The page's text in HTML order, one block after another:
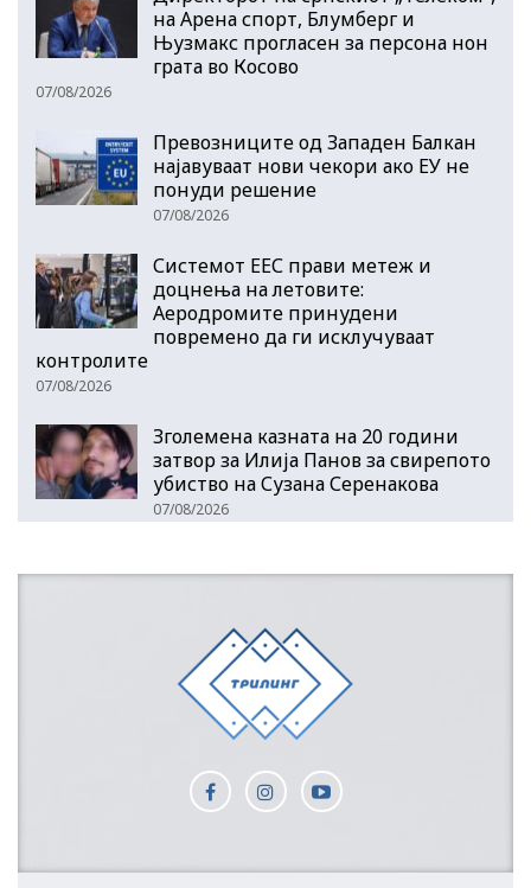
на Арена спорт, Блумберг и
Њузмакс прогласен за персона нон
грата во Косово
07/08/2026
Превозниците од Западен Балкан
најавуваат нови чекори ако ЕУ не
понуди решение
07/08/2026
Системот ЕЕС прави метеж и
доцнења на летовите:
Аеродромите принудени
повремено да ги исклучуваат
контролите
07/08/2026
Зголемена казната на 20 години
затвор за Илија Панов за свирепото
убиство на Сузана Серенакова
07/08/2026